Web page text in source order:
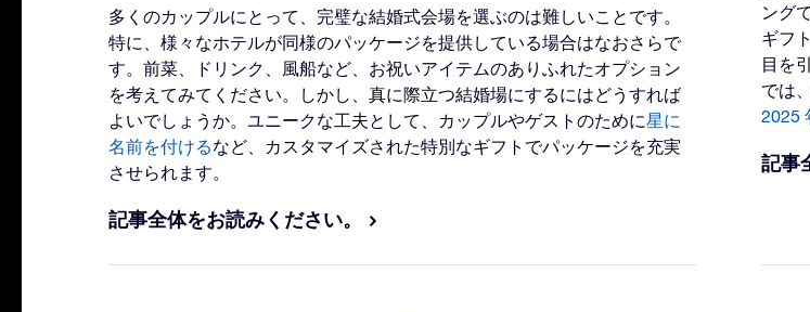
多くのカップルにとって、完璧な結婚式会場を選ぶのは難しいことです。
特に、様々なホテルが同様のパッケージを提供している場合はなおさらで
す。前菜、ドリンク、風船など、お祝いアイテムのありふれたオプション
を考えてみてください。しかし、真に際立つ結婚場にするにはどうすれば
よいでしょうか。ユニークな工夫として、カップルやゲストのために星に
名前を付けるなど、カスタマイズされた特別なギフトでパッケージを充実
させられます。
記事全体をお読みください。
ング
ギフ
目を
では
2025
記事